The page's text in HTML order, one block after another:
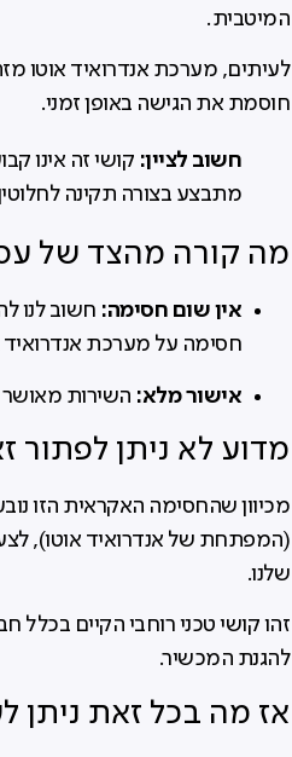
המיטבית.
חוסמת את הגישה באופן זמני.
חשוב לציין: קושי זה אינו
מתבצע בצורה תקינה
מה קורה מהצד של
אין שום חסימה: חשוב לנו
חסימה על מערכת אנדרואיד
אישור מלא: השירות מאושר
מדוע לא ניתן לפתור
מכיוון שהחסימה האקראית הזו
(המפתחת של אנדרואיד אוטו),
שלנו.
להגנת המכשיר.
אז מה בכל זאת ניתן